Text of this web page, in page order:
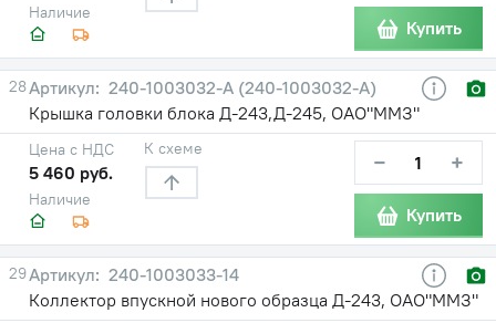
Наличие
Купить
28
240-1003032-A (240-1003032-А)
Крышка головки блока Д-243,Д-245, ОАО"ММЗ"
Наличие
Цена с НДС
5 460 руб.
К схеме − +
Купить
29
240-1003033-14
Коллектор впускной нового образца Д-243, ОАО"ММЗ"